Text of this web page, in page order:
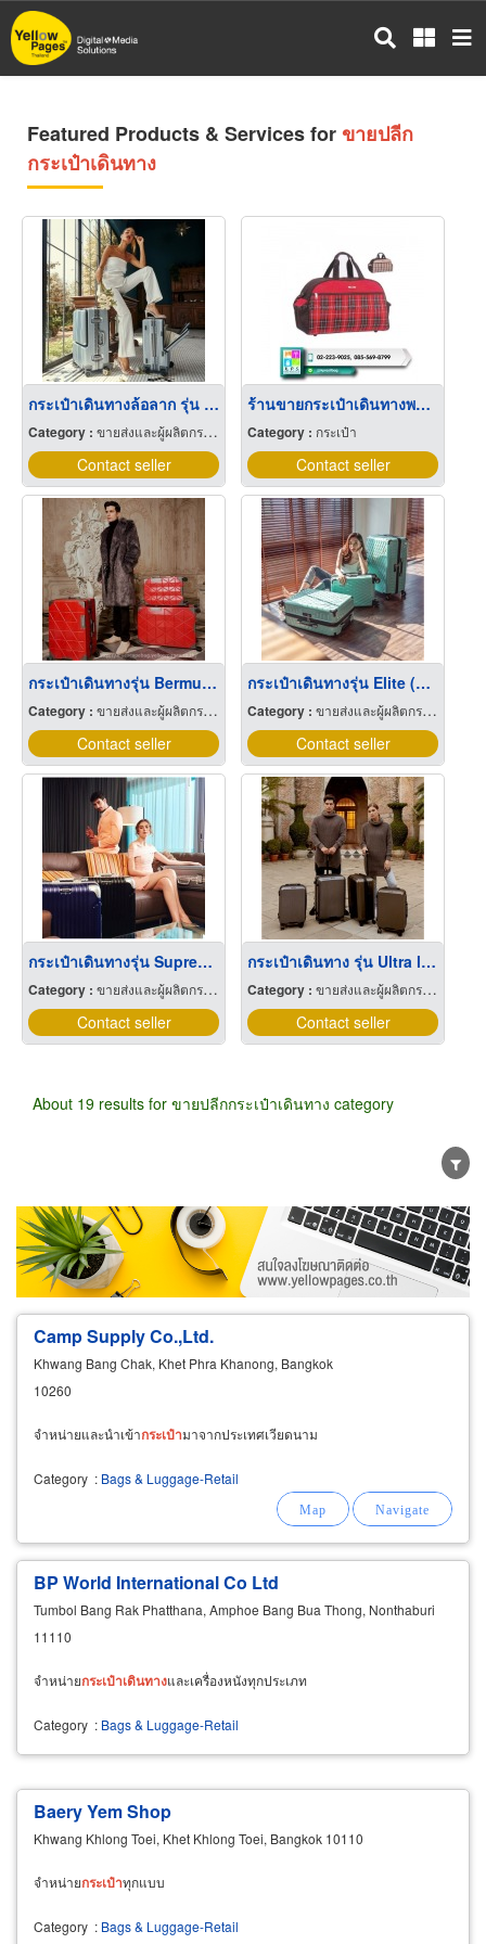
Skip
to
main
Featured Products & Services for ขายปลีก
กระเป๋าเดินทาง
กระเป๋าเดินทางล้อลาก รุ่น Functional (ฟังก์ชั่นแนล)
Category : ขายส่งและผู้ผลิตกระเป๋าเดินทาง
Contact seller
ร้านขายกระเป๋าเดินทางพร้อมโลโก้
Category : กระเป๋า
Contact seller
กระเป๋าเดินทางรุ่น Bermuda ( เบอร์มิวด้า )
Category : ขายส่งและผู้ผลิตกระเป๋าเดินทาง
Contact seller
กระเป๋าเดินทางรุ่น Elite (อีลิท)
Category :ขายส่งและผู้ผลิตกระเป๋าเดินทาง
Contact seller
กระเป๋าเดินทางรุ่น Supreme Escape ( ซูพรีม เอสเคป )
Category : ขายส่งและผู้ผลิตกระเป๋าเดินทาง
Contact seller
กระเป๋าเดินทาง รุ่น Ultra light (อัลตร้าไลท์)
Category :ขายส่งและผู้ผลิตกระเป๋าเดินทาง
Contact seller
About 19 results for ขายปลีกกระเป๋าเดินทาง category
Wholesale Retail Manufacturer
Dealer
Exporter/Importer
Service Business
Camp Supply Co.,Ltd.
Khwang Bang Chak, Khet Phra Khanong, Bangkok
10260
จำหน่ายและนำเข้ากระเป๋ามาจากประเทศเวียดนาม
Category : Bags & Luggage-Retail
BP World International Co Ltd
Tumbol Bang Rak Phatthana, Amphoe Bang Bua Thong, Nonthaburi
11110
จำหน่ายกระเป๋าเดินทางและเครื่องหนังทุกประเภท
Category : Bags & Luggage-Retail
Baery Yem Shop
Khwang Khlong Toei, Khet Khlong Toei, Bangkok 10110
จำหน่ายกระเป๋าทุกแบบ
Category : Bags & Luggage-Retail